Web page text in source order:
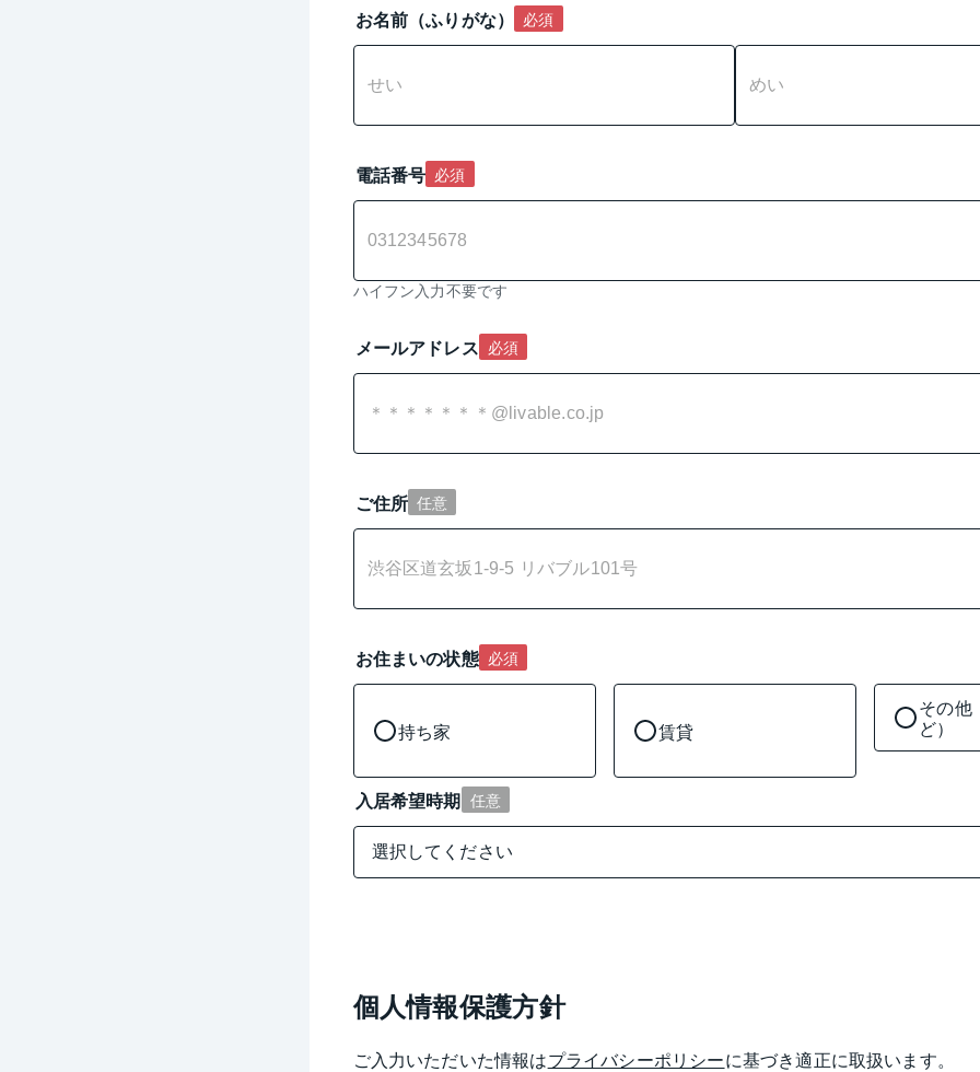
お名前（ふりがな） 必須
電話番号 必須
ハイフン入力不要です
メールアドレス 必須
ご住所 任意
お住まいの状態 必須
持ち家 賃貸
その他
ど）
入居希望時期 任意
個人情報保護方針
ご入力いただいた情報はプライバシーポリシーに基づき適正に取扱います。